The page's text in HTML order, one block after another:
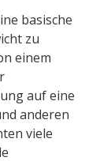
basische
zu
einem
auf eine
anderen
viele